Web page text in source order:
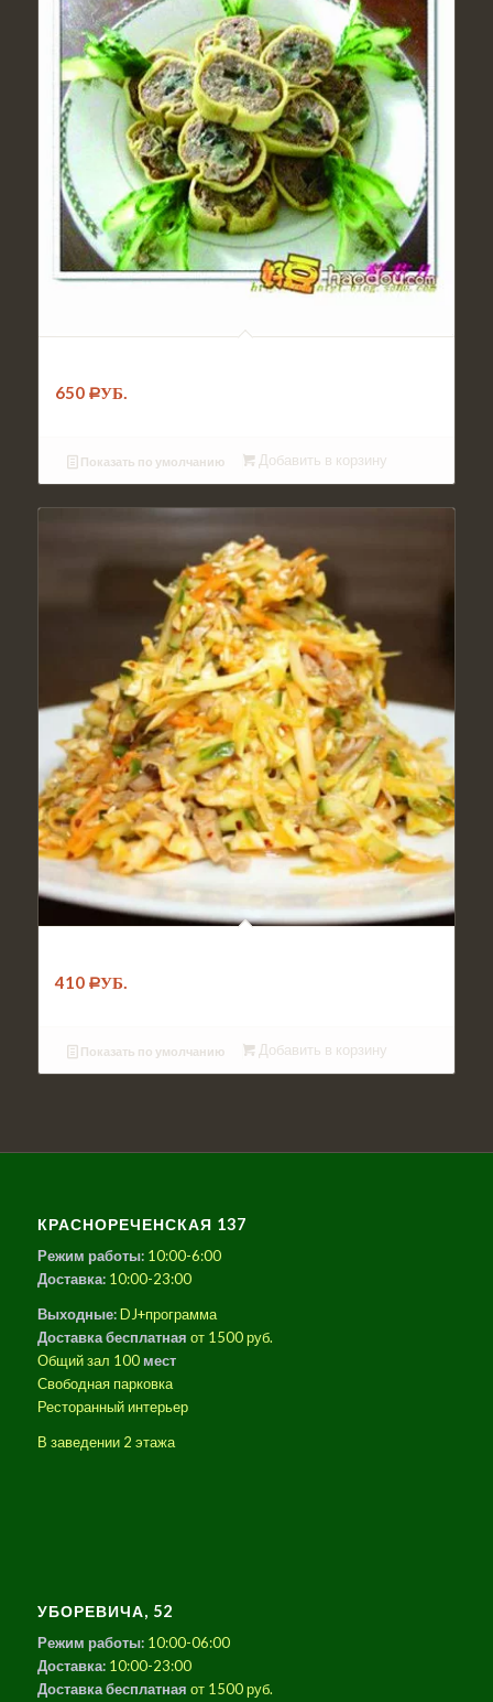
650 РУБ.
Добавить в корзину
Показать по умолчанию
410 РУБ.
Добавить в корзину
Показать по умолчанию
КРАСНОРЕЧЕНСКАЯ 137
Режим работы:10:00-6:00
Доставка:10:00-23:00
Выходные:DJ+программа
Доставка бесплатная от 1500 руб.
Общий зал 100мест
Свободная парковка
Ресторанный интерьер
В заведении 2 этажа
УБОРЕВИЧА, 52
Режим работы:10:00-06:00
Доставка:10:00-23:00
Доставка бесплатная от 1500 руб.